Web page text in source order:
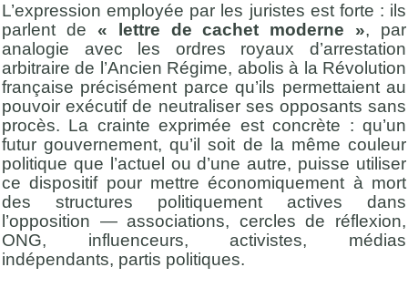
L’expression employée par les juristes est forte : ils
parlent de « lettre de cachet moderne », par
analogie avec les ordres royaux d’arrestation
arbitraire de l’Ancien Régime, abolis à la Révolution
française précisément parce qu’ils permettaient au
pouvoir exécutif de neutraliser ses opposants sans
procès. La crainte exprimée est concrète : qu’un
futur gouvernement, qu’il soit de la même couleur
politique que l’actuel ou d’une autre, puisse utiliser
ce dispositif pour mettre économiquement à mort
des structures politiquement actives dans
l’opposition — associations, cercles de réflexion,
ONG, influenceurs, activistes, médias
indépendants, partis politiques.